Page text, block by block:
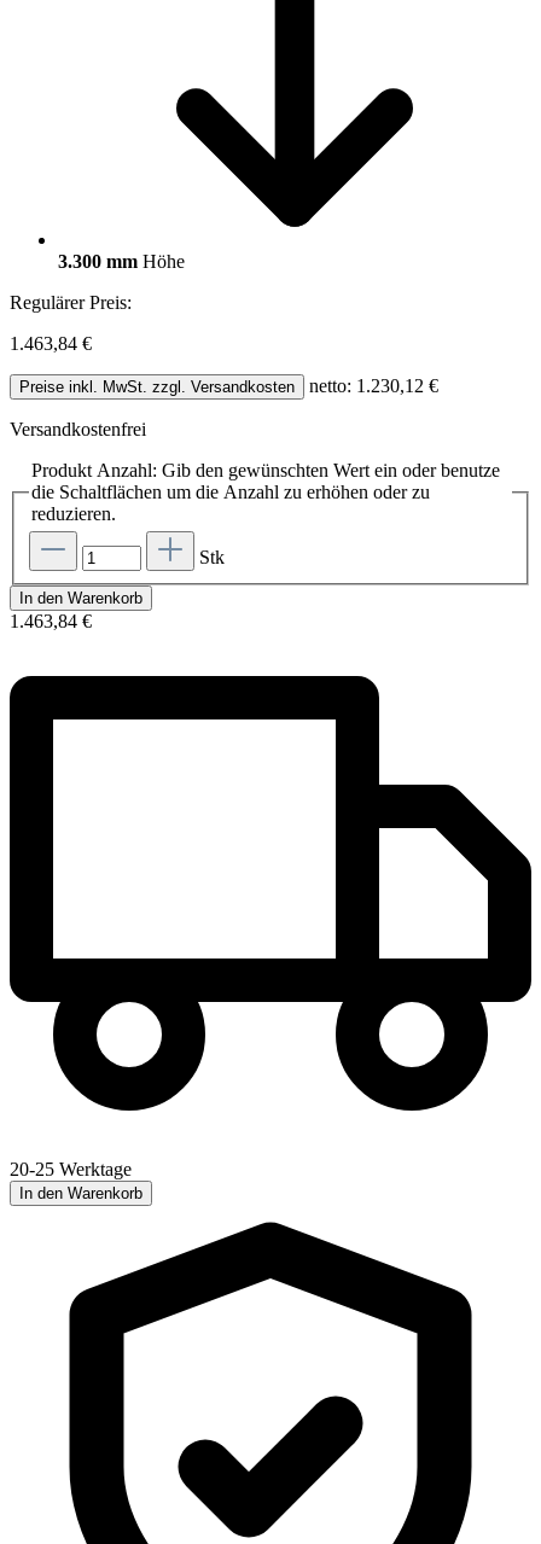
3.300 mm Höhe
Regulärer Preis:
1.463,84 €
Preise inkl. MwSt. zzgl. Versandkosten netto: 1.230,12 €
Versandkostenfrei
Produkt Anzahl: Gib den gewünschten Wert ein oder benutze
die Schaltflächen um die Anzahl zu erhöhen oder zu
reduzieren.
Stk
In den Warenkorb
1.463,84 €
20-25 Werktage
In den Warenkorb